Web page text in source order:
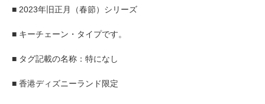
■ 2023年旧正月（春節）シリーズ
■ キーチェーン・タイプです。
■ タグ記載の名称：特になし
■ 香港ディズニーランド限定